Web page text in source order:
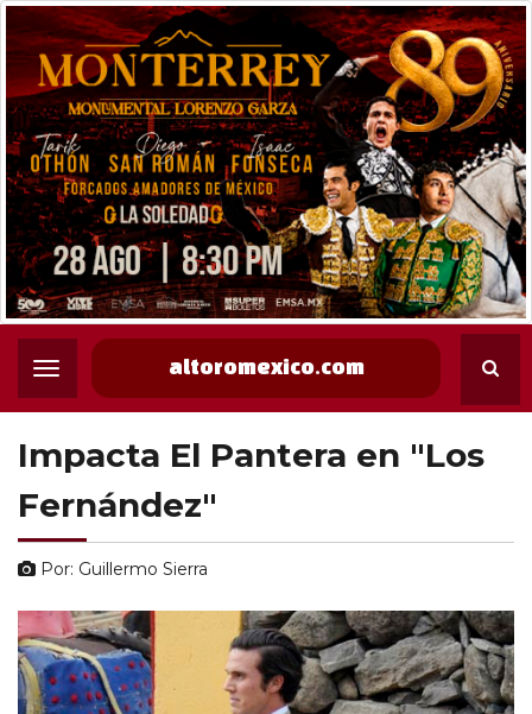
altoromexico.com
Impacta El Pantera en "Los
Fernández"
Por: Guillermo Sierra